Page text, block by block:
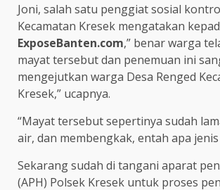
Joni, salah satu penggiat sosial
Kecamatan Kresek mengatakan
ExposeBanten.com,” benar warga
mayat tersebut dan penemuan ini
mengejutkan warga Desa Renged
Kresek,” ucapnya.
“Mayat tersebut sepertinya sudah
air, dan membengkak, entah apa
Sekarang sudah di tangani aparat
(APH) Polsek Kresek untuk proses